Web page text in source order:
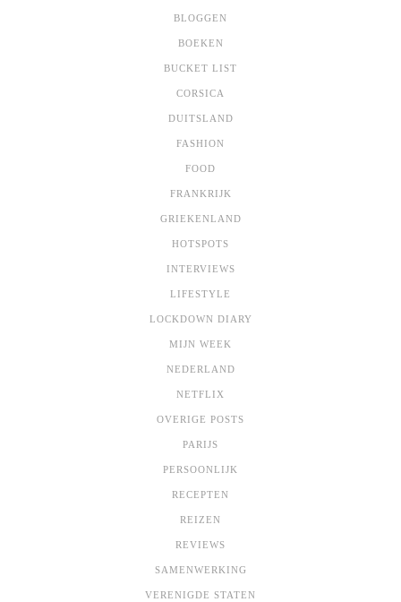
BLOGGEN
BOEKEN
BUCKET LIST
CORSICA
DUITSLAND
FASHION
FOOD
FRANKRIJK
GRIEKENLAND
HOTSPOTS
INTERVIEWS
LIFESTYLE
LOCKDOWN DIARY
MIJN WEEK
NEDERLAND
NETFLIX
OVERIGE POSTS
PARIJS
PERSOONLIJK
RECEPTEN
REIZEN
REVIEWS
SAMENWERKING
VERENIGDE STATEN